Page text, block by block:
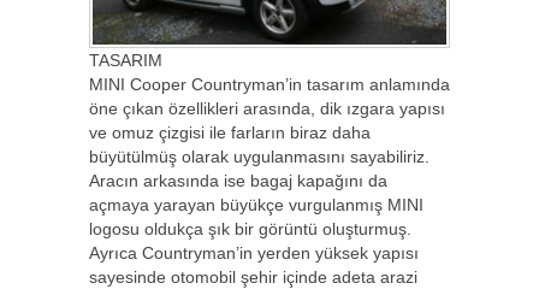
TASARIM
MINI Cooper Countryman’in tasarım anlamında
öne çıkan özellikleri arasında, dik ızgara yapısı
ve omuz çizgisi ile farların biraz daha
büyütülmüş olarak uygulanmasını sayabiliriz.
Aracın arkasında ise bagaj kapağını da
açmaya yarayan büyükçe vurgulanmış MINI
logosu oldukça şık bir görüntü oluşturmuş.
Ayrıca Countryman’in yerden yüksek yapısı
sayesinde otomobil şehir içinde adeta arazi